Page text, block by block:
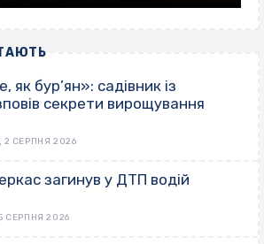
як бур’ян»: садівник із
секрети вирощування
2 СЕРПНЯ 2026
загинув у ДТП водій
СЕРПНЯ 2026